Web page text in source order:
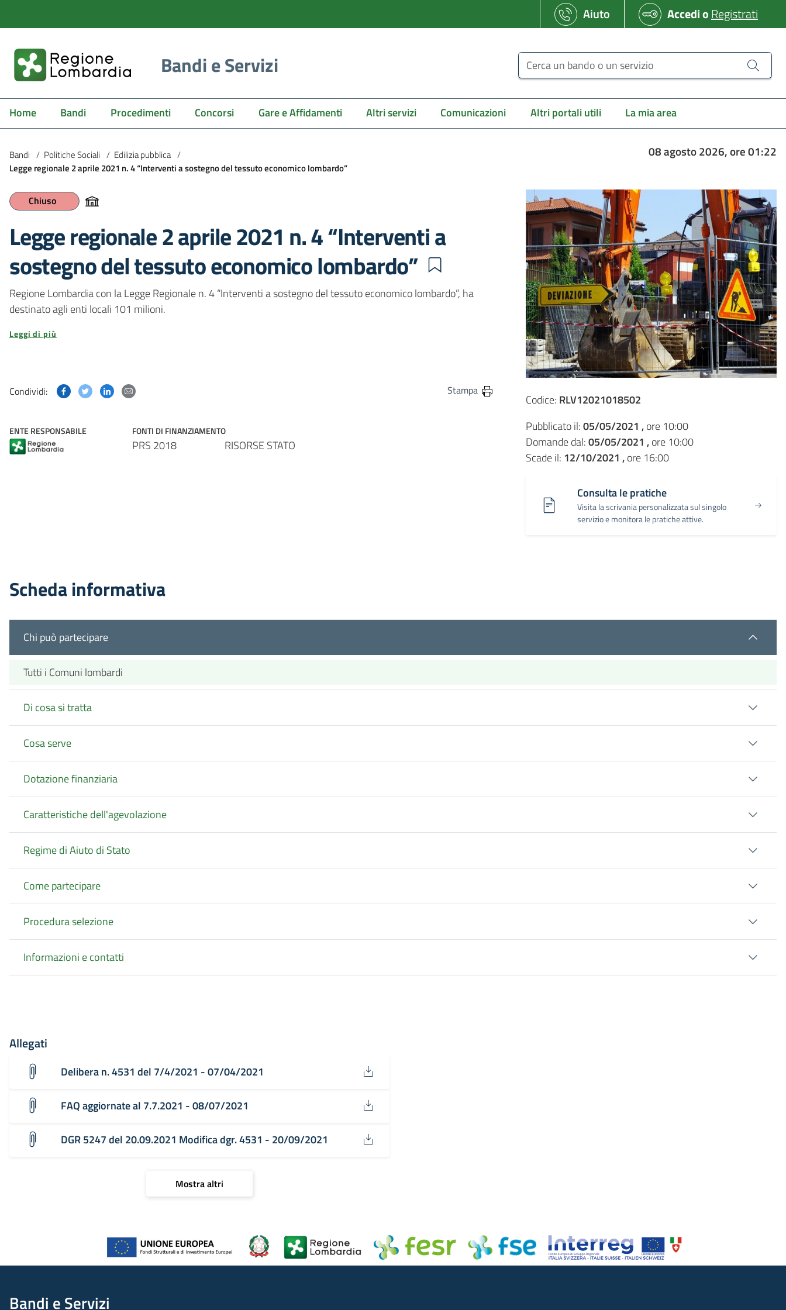
Aiuto AccedioRegistrati
Bandi e Servizi Cerca un bando o un servizio
Home Bandi Procedimenti Concorsi Gare e Affidamenti Altri servizi Comunicazioni Altri portali utili La mia area
Bandi / Politiche Sociali / Edilizia pubblica /
Legge regionale 2 aprile 2021 n. 4 “Interventi a sostegno del tessuto economico lombardo”
08 agosto 2026, ore 01:22
Chiuso
Legge regionale 2 aprile 2021 n. 4 “Interventi a
sostegno del tessuto economico lombardo”
Regione Lombardia con la Legge Regionale n. 4 “Interventi a sostegno del tessuto economico lombardo”, ha
destinato agli enti locali 101 milioni.
Leggi di più
Condividi: Condividi questa pagina su Facebook
Condividi questa pagina su Twitter
Condividi questa pagina su Linkedin Stampa
ENTE RESPONSABILE FONTI DI FINANZIAMENTO
PRS 2018 RISORSE STATO
Codice: RLV12021018502
Pubblicato il:05/05/2021 ,ore 10:00
Domande dal:05/05/2021 ,ore 10:00
Scade il: 12/10/2021 ,ore 16:00
Consulta le pratiche
Visita la scrivania personalizzata sul singolo
servizio e monitora le pratiche attive.
Scheda informativa
Chi può partecipare
Tutti i Comuni lombardi
Di cosa si tratta
Cosa serve
Dotazione finanziaria
Caratteristiche dell'agevolazione
Regime di Aiuto di Stato
Come partecipare
Procedura selezione
Informazioni e contatti
Allegati
Delibera n. 4531 del 7/4/2021 - 07/04/2021
FAQ aggiornate al 7.7.2021 - 08/07/2021
DGR 5247 del 20.09.2021 Modifica dgr. 4531 - 20/09/2021
Mostra altri
Bandi e Servizi